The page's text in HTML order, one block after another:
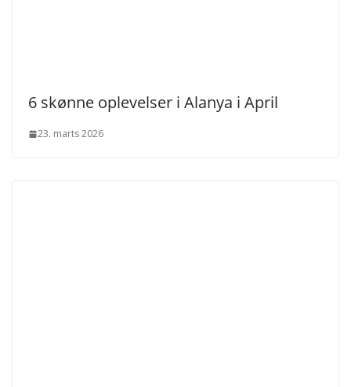
6 skønne oplevelser i Alanya i April
23. marts 2026